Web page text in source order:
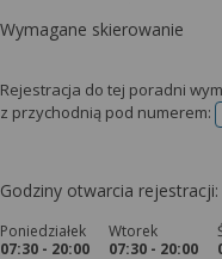
Wymagane skierowanie
Rejestracja do tej poradni
z przychodnią pod numerem:
Godziny otwarcia rejestracji:
Poniedziałek
07:30 - 20:00
Wtorek
07:30 - 20:00